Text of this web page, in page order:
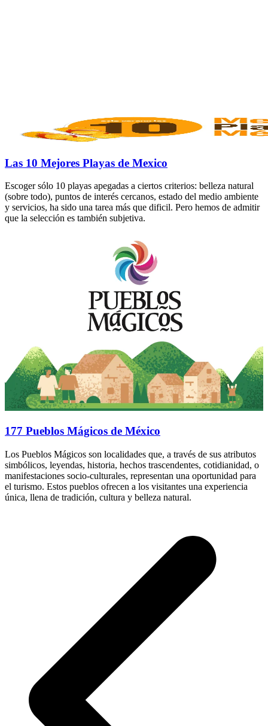
Las 10 Mejores Playas de Mexico
Escoger sólo 10 playas apegadas a ciertos criterios: belleza natural
(sobre todo), puntos de interés cercanos, estado del medio ambiente
y servicios, ha sido una tarea más que dificil. Pero hemos de admitir
que la selección es también subjetiva.
177 Pueblos Mágicos de México
Los Pueblos Mágicos son localidades que, a través de sus atributos
simbólicos, leyendas, historia, hechos trascendentes, cotidianidad, o
manifestaciones socio-culturales, representan una oportunidad para
el turismo. Estos pueblos ofrecen a los visitantes una experiencia
única, llena de tradición, cultura y belleza natural.